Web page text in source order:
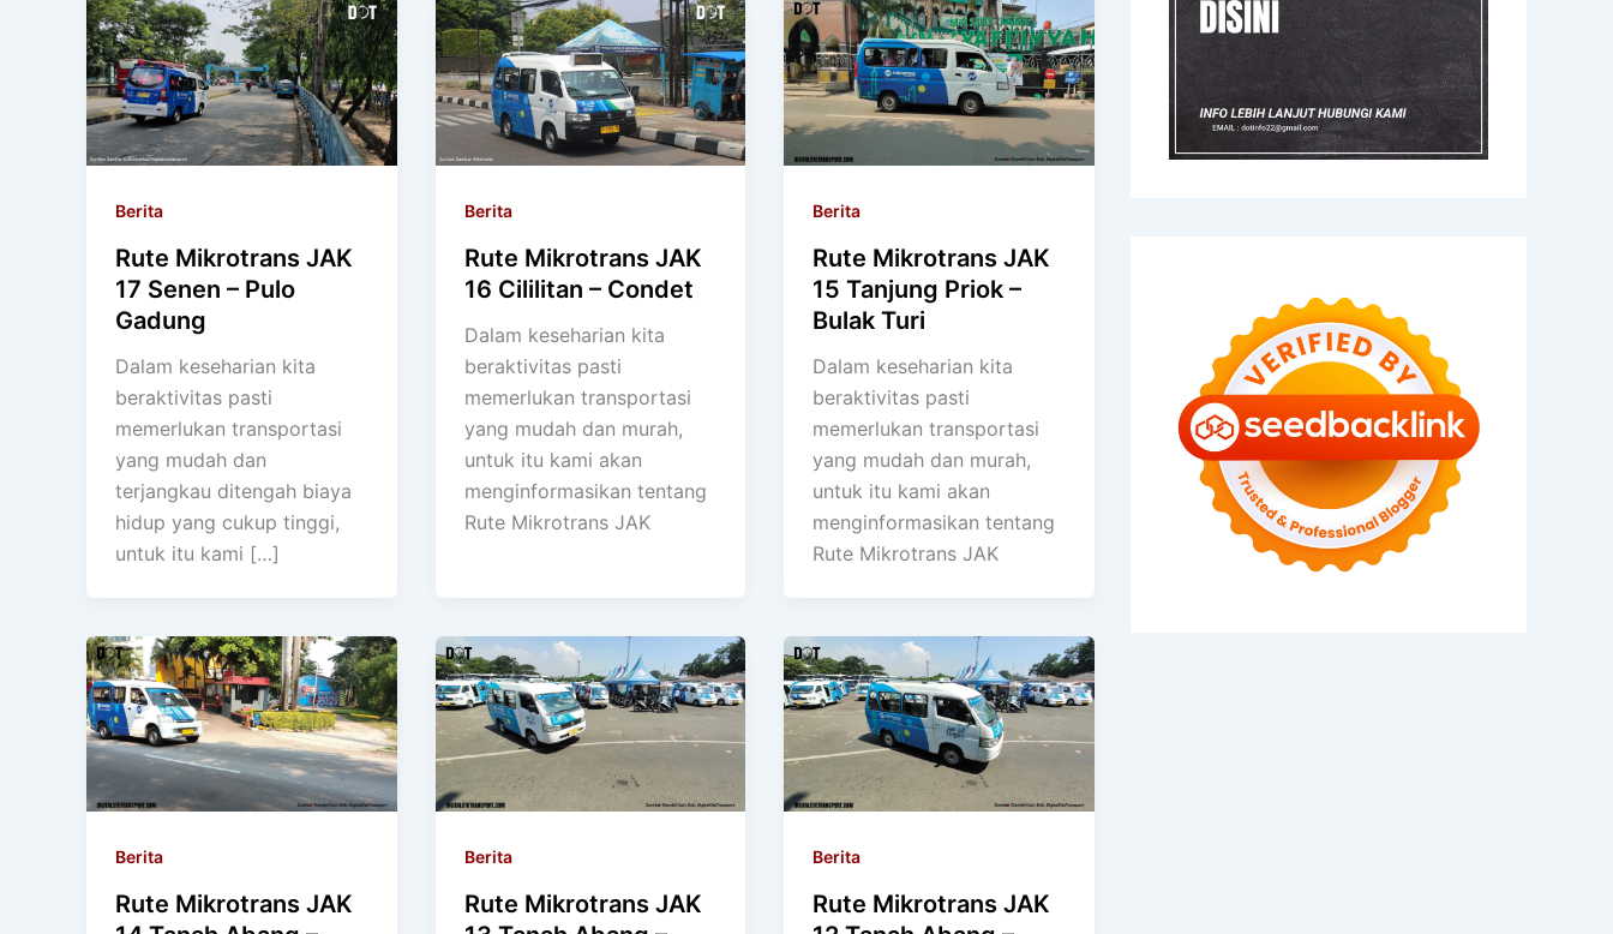
Berita
Rute Mikrotrans JAK
17 Senen – Pulo
Gadung
Dalam keseharian kita
beraktivitas pasti
memerlukan transportasi
yang mudah dan
terjangkau ditengah biaya
hidup yang cukup tinggi,
untuk itu kami […]
Berita
Rute Mikrotrans JAK
16 Cililitan – Condet
Dalam keseharian kita
beraktivitas pasti
memerlukan transportasi
yang mudah dan murah,
untuk itu kami akan
menginformasikan tentang
Rute Mikrotrans JAK
Berita
Rute Mikrotrans JAK
15 Tanjung Priok –
Bulak Turi
Dalam keseharian kita
beraktivitas pasti
memerlukan transportasi
yang mudah dan murah,
untuk itu kami akan
menginformasikan tentang
Rute Mikrotrans JAK
Berita
Rute Mikrotrans JAK
Berita
Rute Mikrotrans JAK
Berita
Rute Mikrotrans JAK